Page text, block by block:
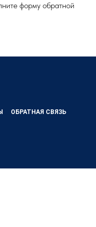
форму обратной
ОБРАТНАЯ СВЯЗЬ